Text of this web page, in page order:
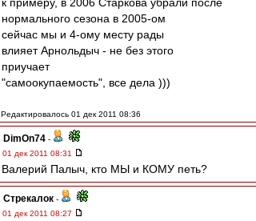
нормального сезона в 2005-ом
сейчас мы и 4-ому месту рады
влияет Арнольдыч - не без этого
приучает
"самоокупаемость", все дела )))
Редактировалось 01 дек 2011 08:36
DimOn74 -
01 дек 2011 08:31
Валерий Палыч, кто МЫ и КОМУ петь?
Стрекалок -
01 дек 2011 08:27